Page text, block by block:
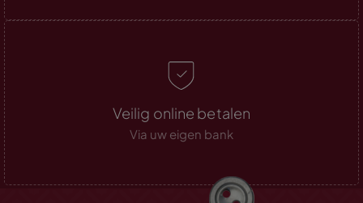
Veilig online betalen
Via uw eigen bank